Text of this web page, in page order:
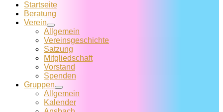
Startseite
Beratung
Verein
Allgemein
Vereins­geschichte
Satzung
Mitglied­schaft
Vorstand
Spenden
Gruppen
Allgemein
Kalender